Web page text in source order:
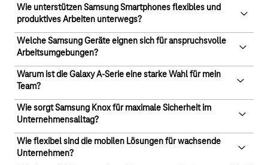
Wie unterstützen Samsung Smartphones flexibles und
produktives Arbeiten unterwegs?
Mit den leistungsstarken Galaxy S-Modellen und der
zuverlässigen 5G-Abdeckung der Telekom bleiben Sie überall
arbeitsfähig. Meetings, Präsentationen und kreative Aufgaben
erledigen Sie effizient – auch mobil. Modelle mit S Pen bieten
zusätzliche Möglichkeiten für Notizen und
Dokumentenbearbeitung direkt auf dem Gerät.
Welche Samsung Geräte eignen sich für anspruchsvolle
Arbeitsumgebungen?
Unsere Ruggedized Smartphones und Tablets sind speziell für
robust gebaut und bieten zuverlässige Performance – perfekt
für Baustellen, Außendienst oder Lager.
Warum ist die Galaxy A-Serie eine starke Wahl für mein
Team?
Die Galaxy A-Serie vereint moderne Technik, starke
Akkuleistung und attraktives Preis-Leistungs-Verhältnis. Damit
statten Sie Ihr gesamtes Team effizient aus – egal ob im Büro,
im Außendienst oder im Homeoffice.
Wie sorgt Samsung Knox für maximale Sicherheit im
Unternehmensalltag?
Samsung Knox schützt Ihre Geräte und Daten umfassend –
Wie flexibel sind die mobilen Lösungen für wachsende
Unternehmen?